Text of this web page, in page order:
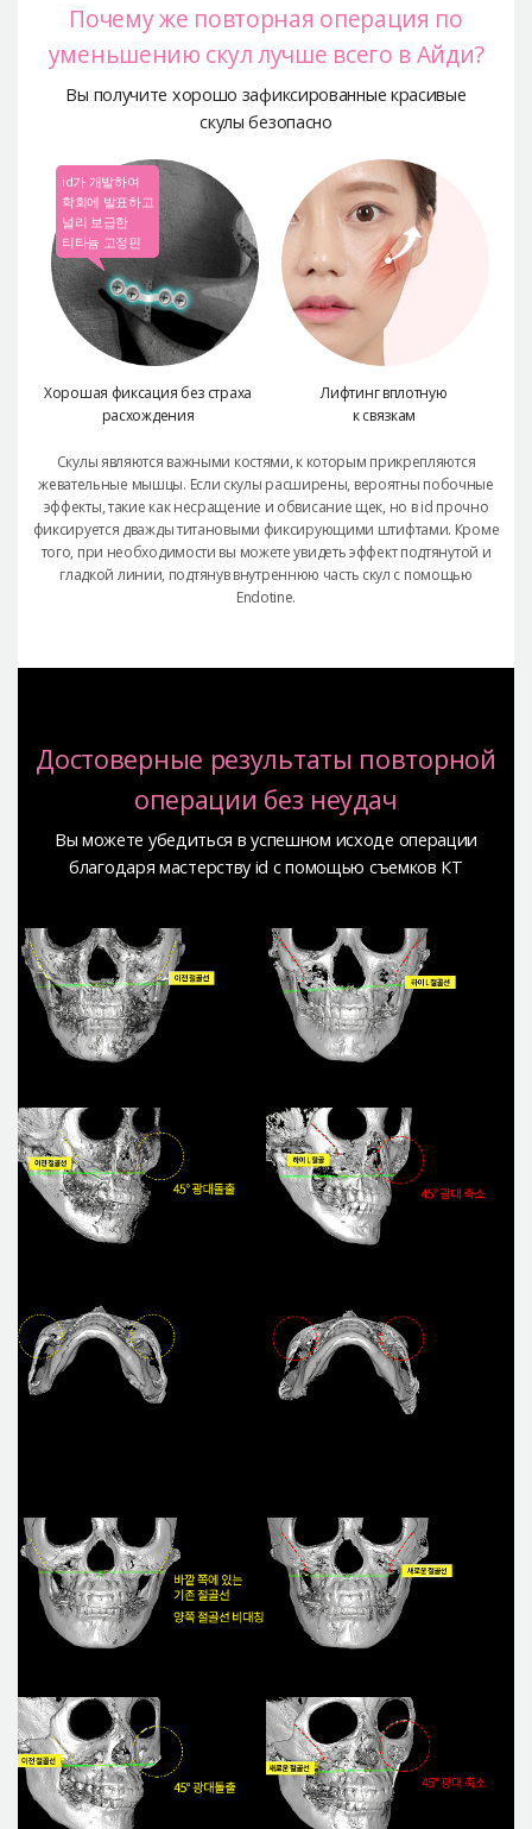
Почему же повторная операция по
уменьшению скул лучше всего в Айди?
Вы получите хорошо зафиксированные красивые
скулы безопасно
id가 개발하여
학회에 발표하고
널리 보급한
티타늄 고정핀
Хорошая фиксация без страха
расхождения
Лифтинг вплотную
к связкам
Скулы являются важными костями, к которым прикрепляются
жевательные мышцы. Если скулы расширены, вероятны побочные
эффекты, такие как несращение и обвисание щек, но в id прочно
фиксируется дважды титановыми фиксирующими штифтами. Кроме
того, при необходимости вы можете увидеть эффект подтянутой и
гладкой линии, подтянув внутреннюю часть скул с помощью
Endotine.
Достоверные результаты повторной
операции без неудач
Вы можете убедиться в успешном исходе операции
благодаря мастерству id с помощью съемков КТ